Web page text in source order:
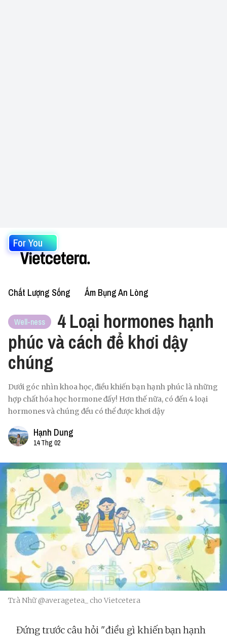
For You
Chất Lượng Sống Ấm Bụng An Lòng
Well-ness
4 Loại hormones hạnh
phúc và cách để khơi dậy
chúng
Dưới góc nhìn khoa học, điều khiến bạn hạnh phúc là những
hợp chất hóa học hormone đấy! Hơn thế nữa, có đến 4 loại
hormones và chúng đều có thể được khơi dậy
Hạnh Dung
14 Thg 02
Trà Nhữ @averagetea_ cho Vietcetera
Đứng trước câu hỏi "điều gì khiến bạn hạnh